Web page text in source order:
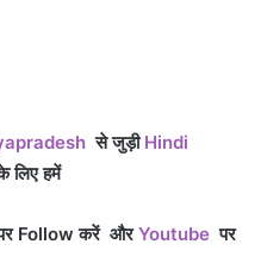
से जुड़ीHindi
लिए हमें
Followकरें औरYoutube पर